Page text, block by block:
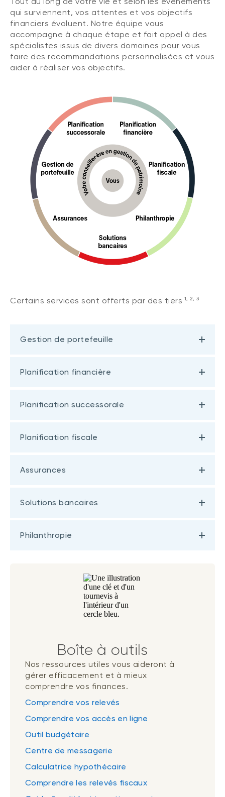
qui surviennent, vos attentes et vos objectifs
financiers évoluent. Notre équipe vous
accompagne à chaque étape et fait appel à des
spécialistes issus de divers domaines pour vous
faire des recommandations personnalisées et vous
aider à réaliser vos objectifs.
Certains services sont offerts par des tiers 1, 2, 3
Gestion de portefeuille
Planification financière
Planification successorale
Planification fiscale
Assurances
Solutions bancaires
Philanthropie
Boîte à outils
Nos ressources utiles vous aideront à
gérer efficacement et à mieux
comprendre vos finances.
Comprendre vos relevés
Comprendre vos accès en ligne
Outil budgétaire
Centre de messagerie
Calculatrice hypothécaire
Comprendre les relevés fiscaux